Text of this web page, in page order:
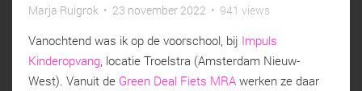
Marja Ruigrok • 23 november 2022 • 941 views
Vanochtend was ik op de voorschool, bij Impuls
Kinderopvang , locatie Troelstra (Amsterdam Nieuw-
West). Vanuit de Green Deal Fiets MRA werken ze daar